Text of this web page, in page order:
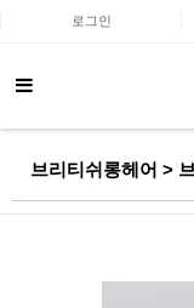
로그인
브리티쉬롱헤어 >